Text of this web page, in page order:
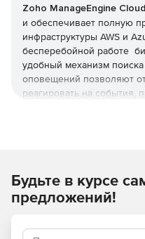
Zoho ManageEngine
и обеспечивает полную
инфраструктуры AWS и
бесперебойной работе
удобный механизм
оповещений позволяют
реагировать на события,
данные журналов с
предоставляет готовые
Будьте в курсе
предложений!